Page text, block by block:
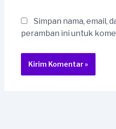
Simpan nama, email,
peramban ini untuk